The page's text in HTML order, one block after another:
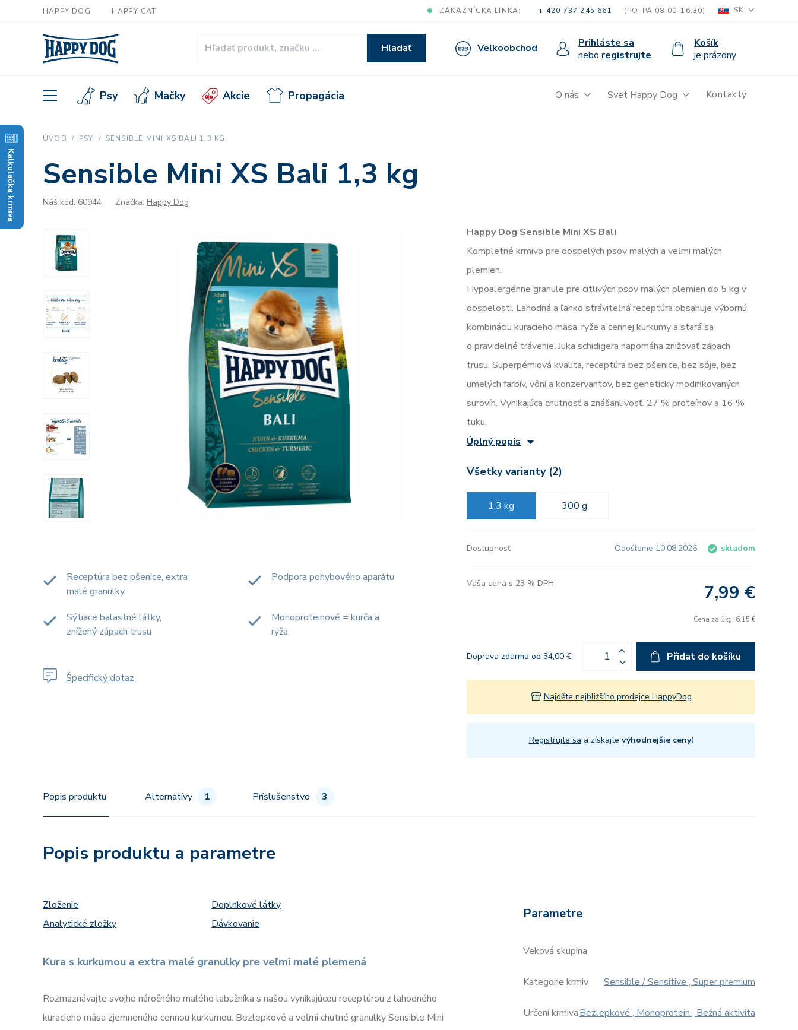
Kalkulačka krmiva
HAPPY DOG HAPPY CAT ZÁKAZNÍCKA LINKA: + 420 737 245 661 (PO-PÁ 08.00-16.30) SK
Hľadať Veľkoobchod
Prihláste sa
nebo registrujte
Košík
je prázdny
Psy Mačky Akcie Propagácia O nás Svet Happy Dog Kontakty
ÚVOD PSY SENSIBLE MINI XS BALI 1,3 KG
Sensible Mini XS Bali 1,3 kg
Náš kód: 60944 Značka: Happy Dog
Receptúra bez pšenice, extra
malé granulky
Podpora pohybového aparátu
Sýtiace balastné látky,
znížený zápach trusu
Monoproteinové = kurča a
ryža
Špecifický dotaz
Happy Dog Sensible Mini XS Bali
Kompletné krmivo pre dospelých psov malých a veľmi malých
plemien.
Hypoalergénne granule pre citlivých psov malých plemien do 5 kg v
dospelosti. Lahodná a ľahko stráviteľná receptúra obsahuje výbornú
kombináciu kuracieho mäsa, ryže a cennej kurkumy a stará sa
o pravidelné trávenie. Juka schidigera napomáha znižovať zápach
trusu. Superpémiová kvalita, receptúra bez pšenice, bez sóje, bez
umelých farbív, vôní a konzervantov, bez geneticky modifikovaných
surovín. Vynikajúca chutnosť a znášanlivosť. 27 % proteínov a 16 %
tuku.
Úplný popis
Všetky varianty (2)
1,3 kg 300 g
Dostupnosť Odošleme 10.08.2026 skladom
Vaša cena s 23 % DPH 7,99 €
Cena za 1kg: 6,15 €
Doprava zdarma od 34,00 € Přidat do košíku
Najděte nejbližšího prodejce HappyDog
Registrujte sa a získajte výhodnejšie ceny!
Popis produktu Alternatívy 1 Príslušenstvo 3
Popis produktu a parametre
Zloženie
Analytické zložky
Doplnkové látky
Dávkovanie
Kura s kurkumou a extra malé granulky pre veľmi malé plemená
Rozmaznávajte svojho náročného malého labužníka s našou vynikajúcou receptúrou z lahodného
kuracieho mäsa zjemneného cennou kurkumou. Bezlepkové a veľmi chutné granulky Sensible Mini
Parametre
Veková skupina
Kategorie krmiv Sensible / Sensitive , Super premium
Určení krmivaBezlepkové , Monoprotein , Bežná aktivita